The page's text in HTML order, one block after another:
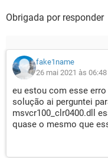
Obrigada por responder
fake1name
26 mai 2021 às 06:48
eu estou com esse
solução ai perguntei
msvcr100_clr0400.dll
quase o mesmo que